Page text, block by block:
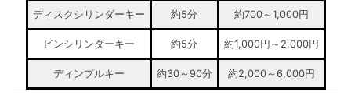
ディスクシリンダーキー 約5分 約700～1,000円
ピンシリンダーキー 約5分 約1,000円～2,000円
ディンプルキー 約30～90分 約2,000～6,000円